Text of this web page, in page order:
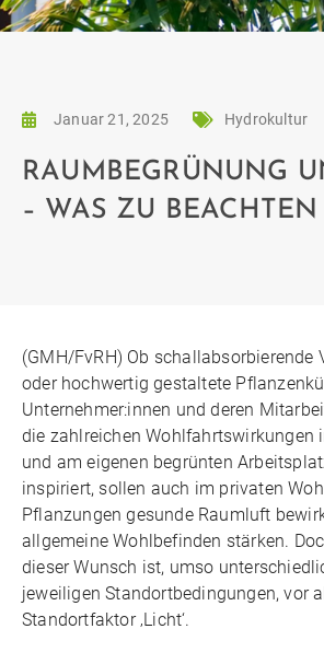
Januar 21, 2025 Hydrokultur
RAUMBEGRÜNUNG
– WAS ZU BEACHTEN
(GMH/FvRH) Ob schallabsorbierende
oder hochwertig gestaltete
Unternehmer:innen und deren
die zahlreichen Wohlfahrtswirkungen
und am eigenen begrünten
inspiriert, sollen auch im privaten
Pflanzungen gesunde Raumluft
allgemeine Wohlbefinden stärken.
dieser Wunsch ist, umso
jeweiligen Standortbedingungen, vor
Standortfaktor ‚Licht‘.